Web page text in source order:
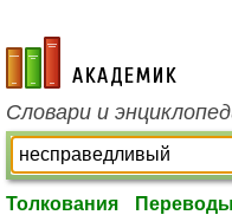
academic.ru
Словари и
Толкования Переводы